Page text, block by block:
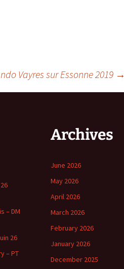
Vayres sur Essonne 2019 →
– DM
26
– PT
Archives
June 2026
May 2026
April 2026
March 2026
February 2026
January 2026
December 2025